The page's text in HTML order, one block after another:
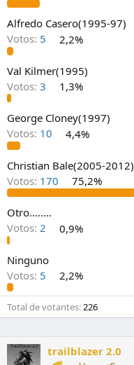
Alfredo Casero(1995-97)
Votos: 5 2,2%
Val Kilmer(1995)
Votos: 3 1,3%
George Cloney(1997)
Votos: 10 4,4%
Christian Bale(2005-2012)
Votos: 170 75,2%
Otro........
Votos: 2 0,9%
Ninguno
Votos: 5 2,2%
Total de votantes 226
trailblazer 2.0